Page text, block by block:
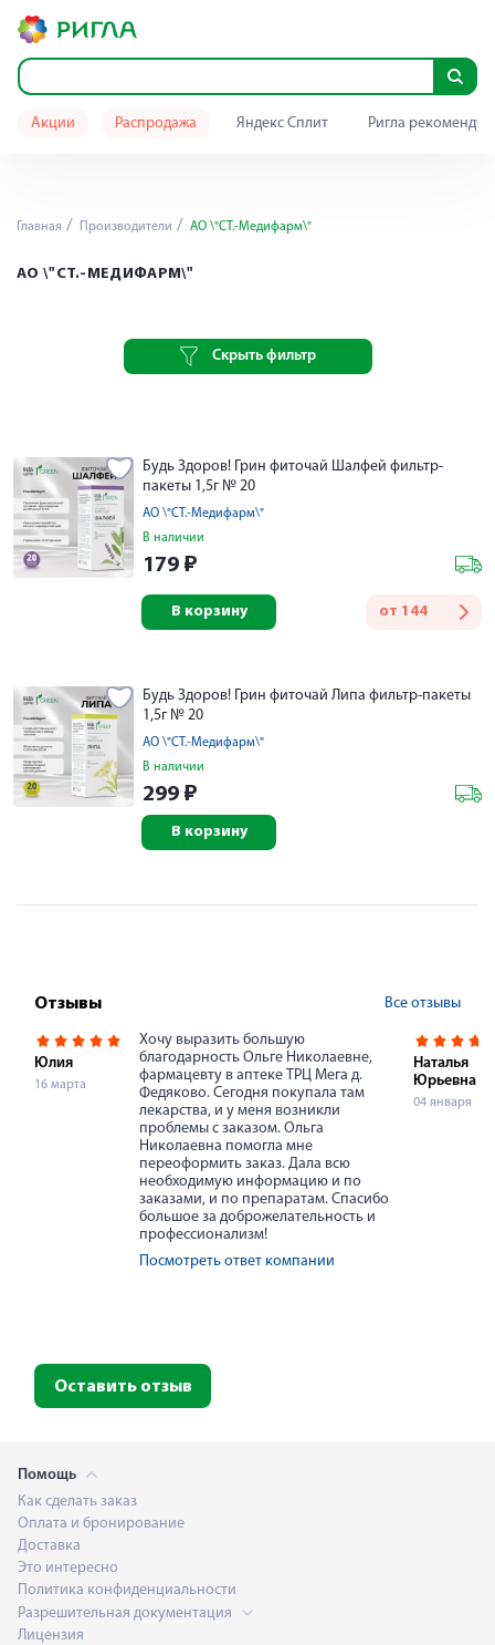
Акции Распродажа Яндекс Сплит Ригла
Главная Производители АО \"СТ.-Медифарм\"
АО \"СТ.-МЕДИФАРМ\"
Скрыть фильтр
Будь Здоров! Грин фиточай Шалфей фильтр-
пакеты 1,5г № 20
АО \"СТ.-Медифарм\"
В наличии
179 ₽
от 144
В корзину
Будь Здоров! Грин фиточай Липа фильтр-пакеты
1,5г № 20
АО \"СТ.-Медифарм\"
В наличии
299 ₽
В корзину
Отзывы Все отзывы
Юлия
16 марта
Хочу выразить большую
благодарность Ольге Николаевне,
фармацевту в аптеке ТРЦ Мега д.
Федяково. Сегодня покупала там
лекарства, и у меня возникли
проблемы с заказом. Ольга
Николаевна помогла мне
переоформить заказ. Дала всю
необходимую информацию и по
заказами, и по препаратам. Спасибо
большое за доброжелательность и
профессионализм!
Посмотреть ответ компании
Наталья
Юрьевна
04 января
Оставить отзыв
Помощь
Как сделать заказ
Оплата и бронирование
Доставка
Это интересно
Политика конфиденциальности
Разрешительная документация
Лицензия